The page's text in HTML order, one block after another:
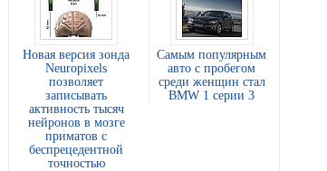
Новая версия зонда
Neuropixels
позволяет
записывать
активность тысяч
нейронов в мозге
приматов с
беспрецедентной
точностью
Самым популярным
авто с пробегом
среди женщин стал
BMW 1 серии 3